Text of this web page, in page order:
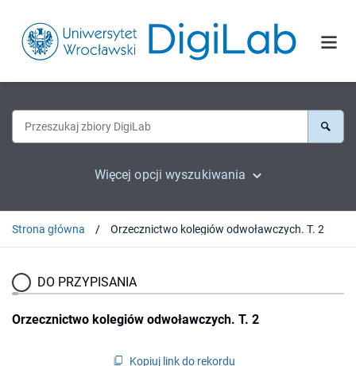
Więcej opcji wyszukiwania
Strona główna Orzecznictwo kolegiów odwoławczych. T. 2
DO PRZYPISANIA
Orzecznictwo kolegiów odwoławczych. T. 2
Kopiuj link do rekordu